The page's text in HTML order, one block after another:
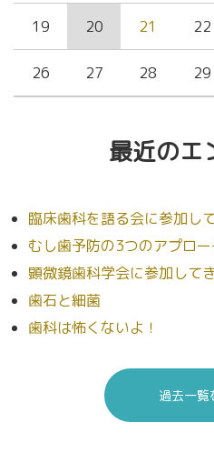
19 20 21 22
26 27 28 29
最近のエ
臨床歯科を語る会に参加し
むし歯予防の3つのアプロー
顕微鏡歯科学会に参加して
歯石と細菌
歯科は怖くないよ！
過去一覧